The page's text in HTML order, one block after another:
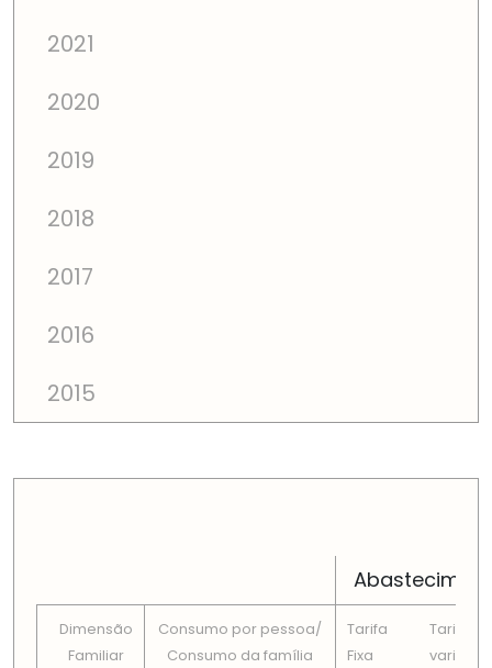
2021
2020
2019
2018
2017
2016
2015
Dimensão
Familiar
Consumo por pessoa/
Consumo da famí­lia
Tarifa
Fixa
Tarifa
variável